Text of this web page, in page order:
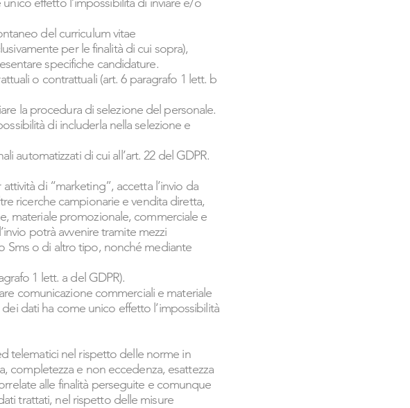
del curriculum vitae
per le finalità di cui sopra),
specifiche candidature.
o contrattuali (art. 6 paragrafo 1 lett. b
la procedura di selezione del personale.
di includerla nella selezione e
automatizzati di cui all’art. 22 del GDPR.
di “marketing”, accetta l’invio da
ricerche campionarie e vendita diretta,
materiale promozionale, commerciale e
potrà avvenire tramite mezzi
Sms o di altro tipo, nonché mediante
1 lett. a del GDPR).
comunicazione commerciali e materiale
dati ha come unico effetto l’impossibilità
telematici nel rispetto delle norme in
completezza e non eccedenza, esattezza
alle finalità perseguite e comunque
trattati, nel rispetto delle misure